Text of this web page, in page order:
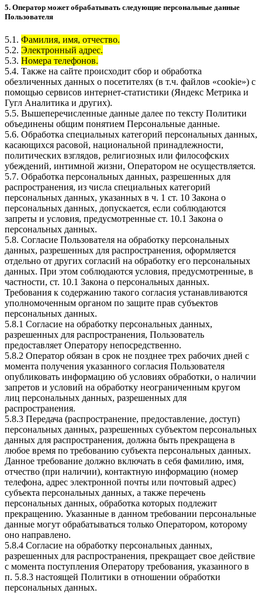
5. Оператор может обрабатывать следующие персональные данные
Пользователя
5.1. Фамилия, имя, отчество.
5.2. Электронный адрес.
5.3. Номера телефонов.
5.4. Также на сайте происходит сбор и обработка
обезличенных данных о посетителях (в т.ч. файлов «cookie») с
помощью сервисов интернет-статистики (Яндекс Метрика и
Гугл Аналитика и других).
5.5. Вышеперечисленные данные далее по тексту Политики
объединены общим понятием Персональные данные.
5.6. Обработка специальных категорий персональных данных,
касающихся расовой, национальной принадлежности,
политических взглядов, религиозных или философских
убеждений, интимной жизни, Оператором не осуществляется.
5.7. Обработка персональных данных, разрешенных для
распространения, из числа специальных категорий
персональных данных, указанных в ч. 1 ст. 10 Закона о
персональных данных, допускается, если соблюдаются
запреты и условия, предусмотренные ст. 10.1 Закона о
персональных данных.
5.8. Согласие Пользователя на обработку персональных
данных, разрешенных для распространения, оформляется
отдельно от других согласий на обработку его персональных
данных. При этом соблюдаются условия, предусмотренные, в
частности, ст. 10.1 Закона о персональных данных.
Требования к содержанию такого согласия устанавливаются
уполномоченным органом по защите прав субъектов
персональных данных.
5.8.1 Согласие на обработку персональных данных,
разрешенных для распространения, Пользователь
предоставляет Оператору непосредственно.
5.8.2 Оператор обязан в срок не позднее трех рабочих дней с
момента получения указанного согласия Пользователя
опубликовать информацию об условиях обработки, о наличии
запретов и условий на обработку неограниченным кругом
лиц персональных данных, разрешенных для
распространения.
5.8.3 Передача (распространение, предоставление, доступ)
персональных данных, разрешенных субъектом персональных
данных для распространения, должна быть прекращена в
любое время по требованию субъекта персональных данных.
Данное требование должно включать в себя фамилию, имя,
отчество (при наличии), контактную информацию (номер
телефона, адрес электронной почты или почтовый адрес)
субъекта персональных данных, а также перечень
персональных данных, обработка которых подлежит
прекращению. Указанные в данном требовании персональные
данные могут обрабатываться только Оператором, которому
оно направлено.
5.8.4 Согласие на обработку персональных данных,
разрешенных для распространения, прекращает свое действие
с момента поступления Оператору требования, указанного в
п. 5.8.3 настоящей Политики в отношении обработки
персональных данных.